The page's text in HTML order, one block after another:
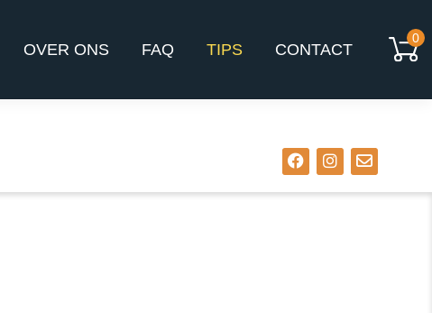
OVER ONS FAQ TIPS CONTACT
0